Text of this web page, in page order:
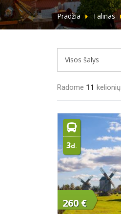
Pradžia Talinas
Visos šalys
Radome 11 kelionių
3d.
260 €